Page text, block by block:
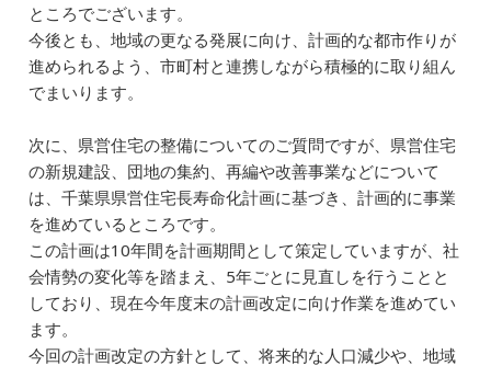
ところでございます。
今後とも、地域の更なる発展に向け、計画的な都市作りが
進められるよう、市町村と連携しながら積極的に取り組ん
でまいります。
次に、県営住宅の整備についてのご質問ですが、県営住宅
の新規建設、団地の集約、再編や改善事業などについて
は、千葉県県営住宅長寿命化計画に基づき、計画的に事業
を進めているところです。
この計画は10年間を計画期間として策定していますが、社
会情勢の変化等を踏まえ、5年ごとに見直しを行うことと
しており、現在今年度末の計画改定に向け作業を進めてい
ます。
今回の計画改定の方針として、将来的な人口減少や、地域